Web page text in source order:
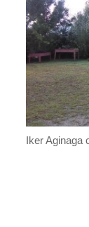
Iker Aginaga